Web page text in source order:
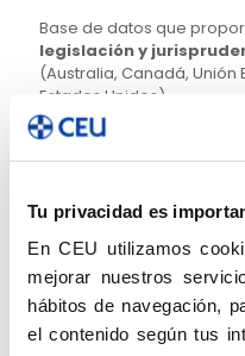
Tu privacidad es
En CEU utilizamos
mejorar nuestros
hábitos de navegación,
el contenido según tus
Base de datos que
legislación y
(Australia, Canadá, Unión
Estados Unidos).
Incluye, además, una
publicaciones
comercio internacional,
Ver recurso
DERECHO